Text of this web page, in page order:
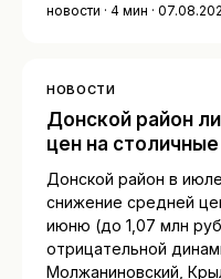
новости · 4 мин ·
НОВОСТИ
Донской район
цен на
Донской район в
снижение средней
июню (до 1,07 млн
отрицательной
Молжаниновский,